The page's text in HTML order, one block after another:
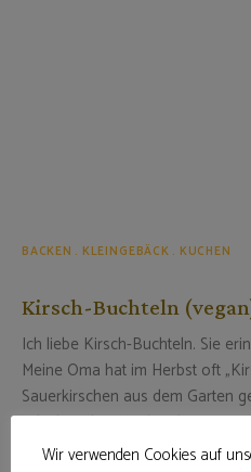
BACKEN KLEINGEBÄCK KUCHEN
Kirsch-Buchteln
Ich liebe Kirsch-Buchteln. Sie
Meine Oma hat im Herbst oft
Sauerkirschen aus dem Garten
Pflücken der Kirschen hat
schon ordentlich genascht. Der
Wir verwenden Cookies auf